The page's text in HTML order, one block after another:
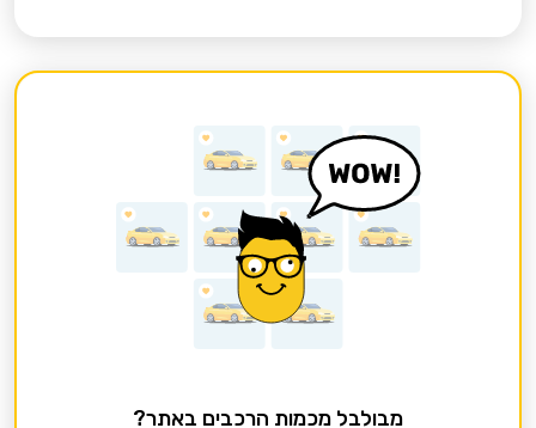
מבולבל מכמות הרכבים באתר?